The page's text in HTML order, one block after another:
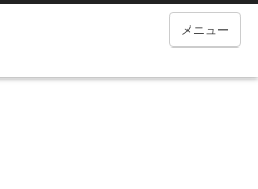
メニュー